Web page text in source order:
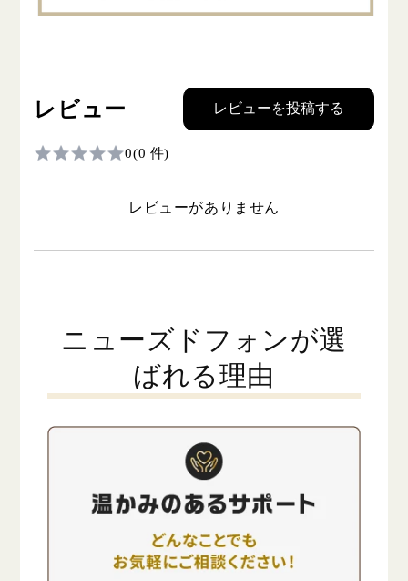
レビュー レビューを投稿する
0(0 件)
レビューがありません
ニューズドフォンが選
ばれる理由